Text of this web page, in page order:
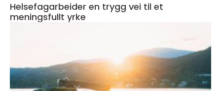
Helsefagarbeider en trygg vei til et
meningsfullt yrke